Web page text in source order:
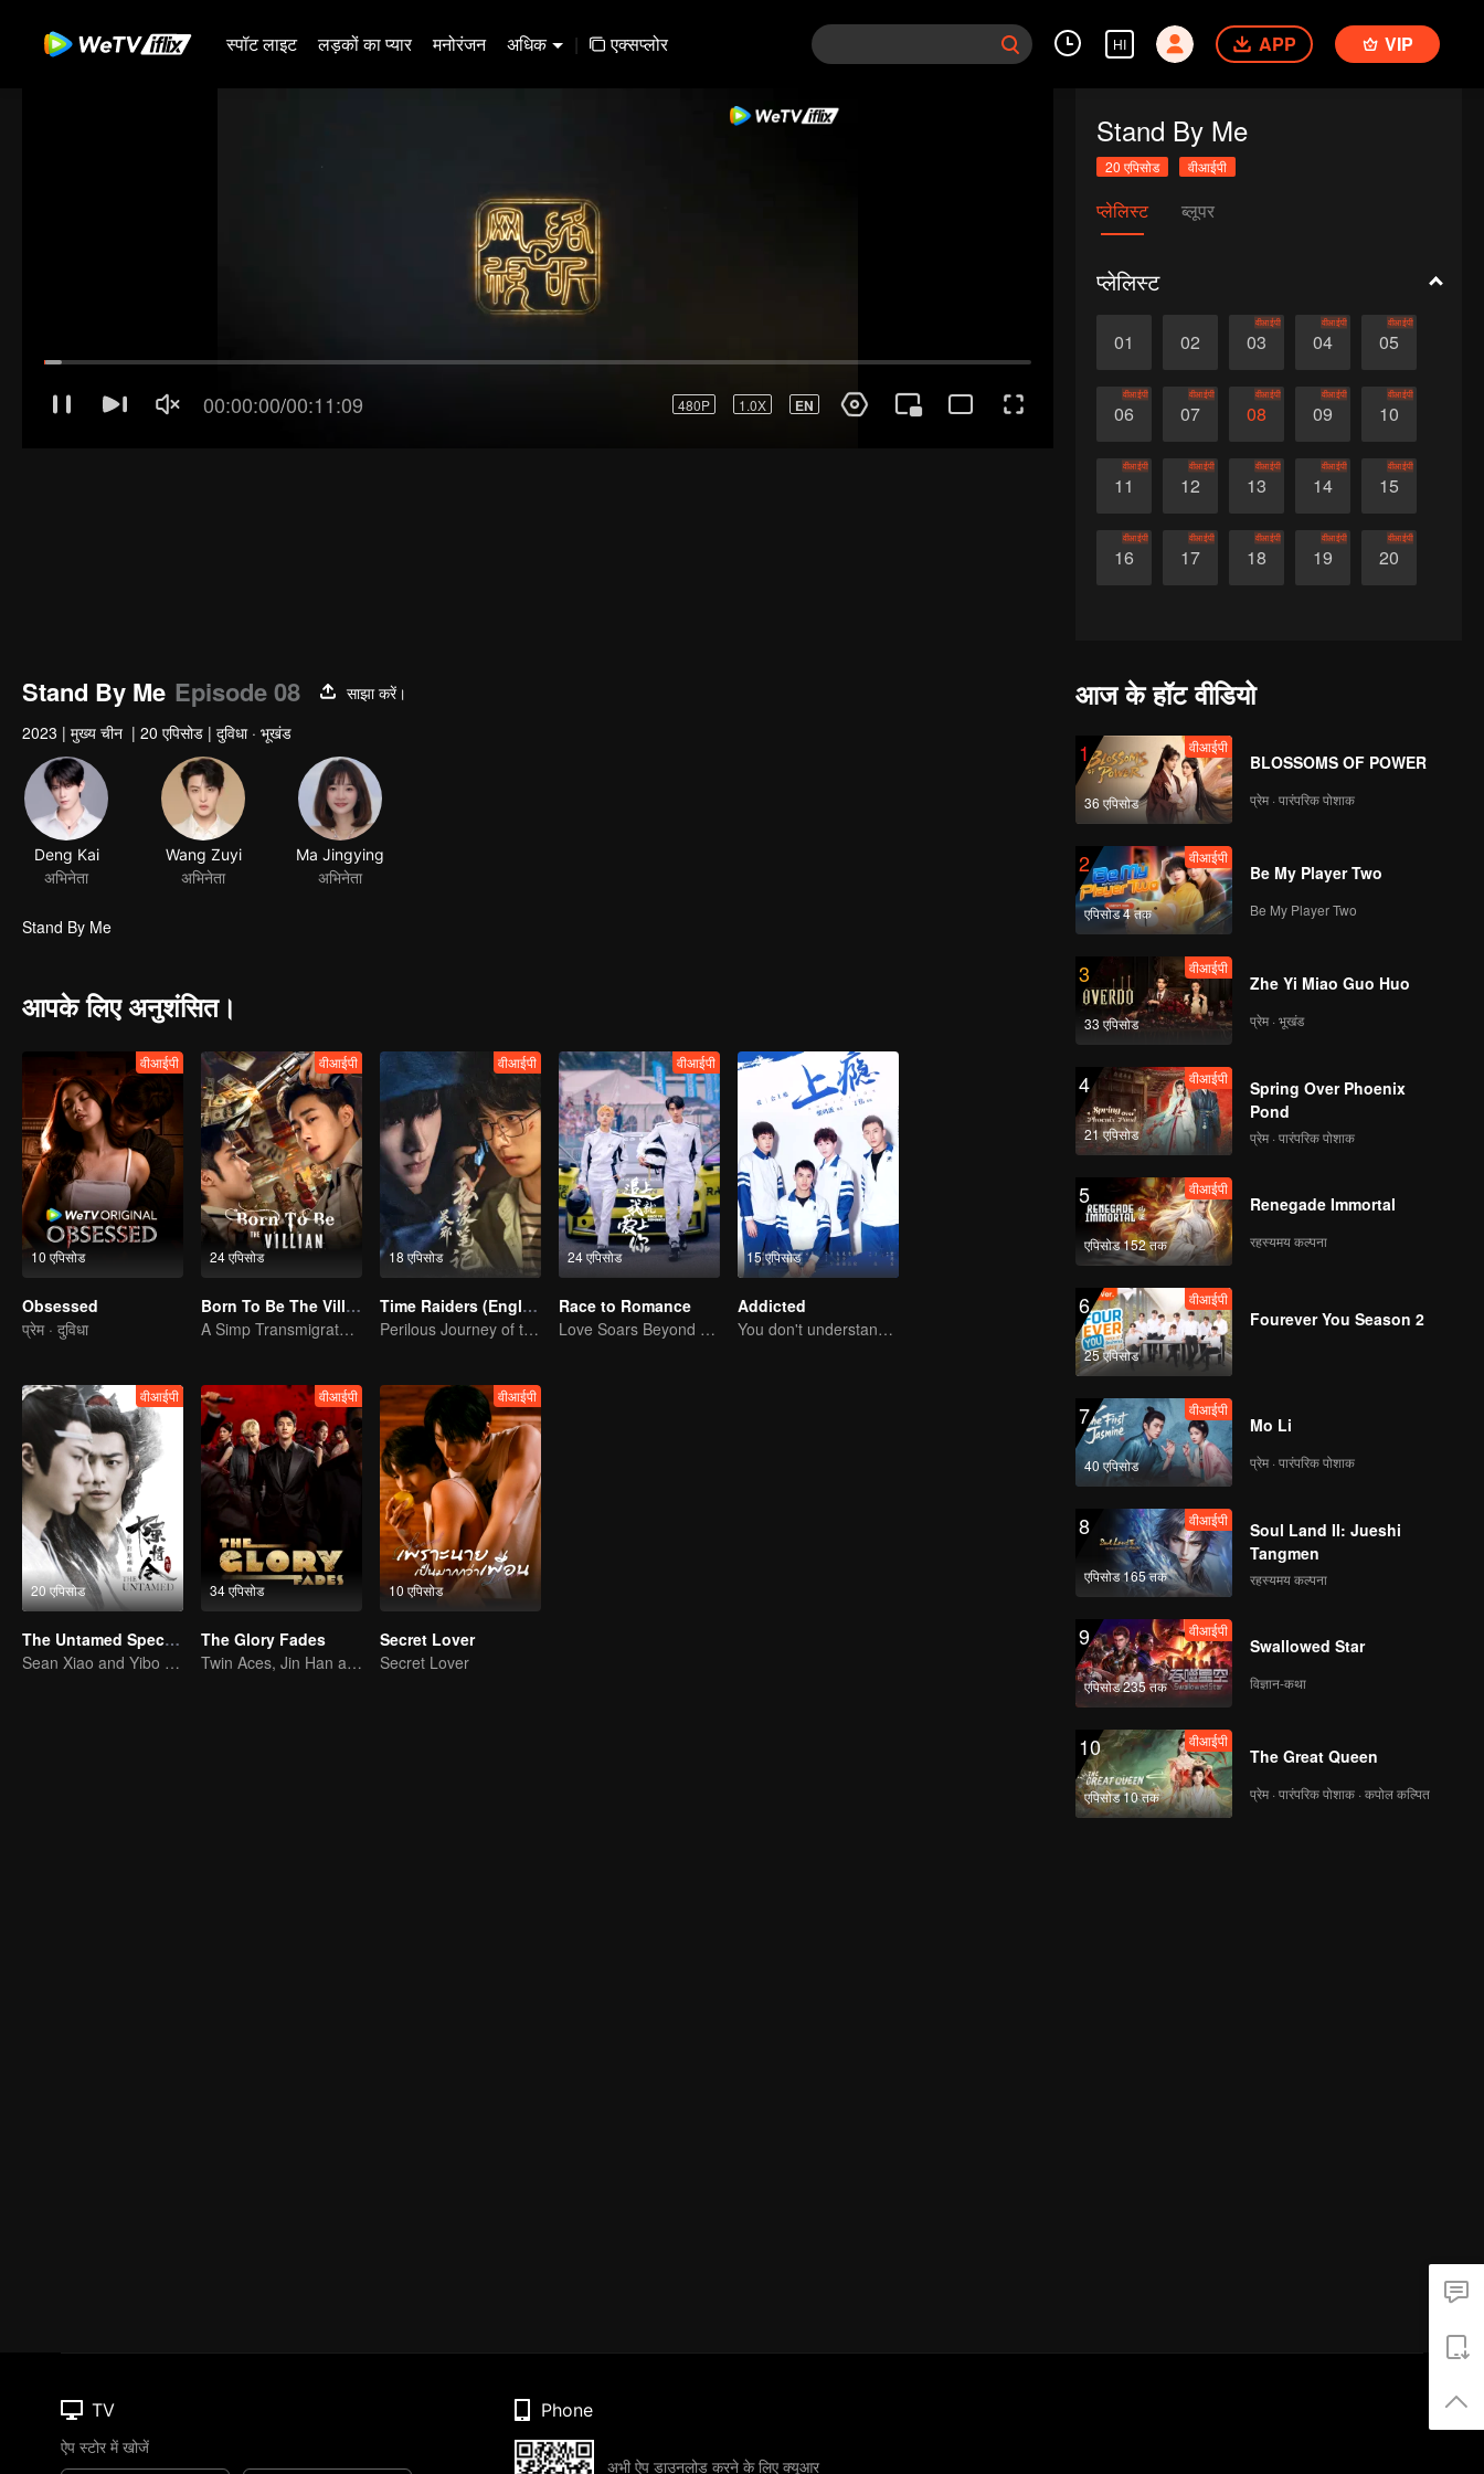
स्पॉट लाइट लड़कों का प्यार मनोरंजन अधिक | एक्सप्लोर HI APP VIP
Stand By Me
20 एपिसोड वीआईपी
प्लेलिस्ट ब्लूपर
प्लेलिस्ट
01 02 03
वीआईपी
04
वीआईपी
05
वीआईपी
06
वीआईपी
07
वीआईपी
08
वीआईपी
09
वीआईपी
10
वीआईपी
11
वीआईपी
12
वीआईपी
13
वीआईपी
14
वीआईपी
15
वीआईपी
16
वीआईपी
17
वीआईपी
18
वीआईपी
19
वीआईपी
20
वीआईपी
Stand By Me Episode 08
साझा करें।
2023 | मुख्य चीन | 20 एपिसोड | दुविधा · भूखंड
Deng Kai
अभिनेता
Wang Zuyi
अभिनेता
Stand By Me
आपके लिए अनुशंसित।
10 एपिसोड
वीआईपी
Obsessed
प्रेम · दुविधा
24 एपिसोड
वीआईपी
Born To Be The Villain
A Simp Transmigrates, The Beauties Make the First Move
18 एपिसोड
वीआईपी
Time Raiders (English Ver.)
Perilous Journey of the Trio
24 एपिसोड
वीआईपी
Race to Romance
Love Soars Beyond Borders, Glory United as Partners
15 एपिसोड
Addicted
You don't understand, It's also love
20 एपिसोड
वीआईपी
The Untamed Special Edition
Sean Xiao and Yibo Wang lead the stunning casts
34 एपिसोड
वीआईपी
The Glory Fades
Twin Aces, Jin Han and Zhou Junwei, Conquer the Realm
10 एपिसोड
वीआईपी
Secret Lover
Secret Lover
आज के हॉट वीडियो
1
36 एपिसोड
वीआईपी
BLOSSOMS OF POWER
प्रेम · पारंपरिक पोशाक
2
एपिसोड 4 तक
वीआईपी
Be My Player Two
Be My Player Two
3
33 एपिसोड
वीआईपी
Zhe Yi Miao Guo Huo
प्रेम · भूखंड
4
21 एपिसोड
वीआईपी
Spring Over Phoenix
Pond
प्रेम · पारंपरिक पोशाक
5
एपिसोड 152 तक
वीआईपी
Renegade Immortal
रहस्यमय कल्पना
6
25 एपिसोड
वीआईपी
Fourever You Season 2
7
40 एपिसोड
वीआईपी
Mo Li
प्रेम · पारंपरिक पोशाक
8
एपिसोड 165 तक
वीआईपी
Soul Land II: Jueshi
Tangmen
रहस्यमय कल्पना
9
एपिसोड 235 तक
वीआईपी
Swallowed Star
विज्ञान-कथा
10
एपिसोड 10 तक
वीआईपी
The Great Queen
प्रेम · पारंपरिक पोशाक · कपोल कल्पित
TV
ऐप स्टोर में खोजें
Phone
अभी ऐप डाउनलोड करने के लिए क्यूआर